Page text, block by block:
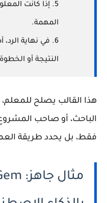
5. إذا كانت
المهمة.
6. في نهاية
النتيجة أو الخطوة
هذا القالب يصلح
الباحث، أو صاحب
فقط، بل يحدد طريقة